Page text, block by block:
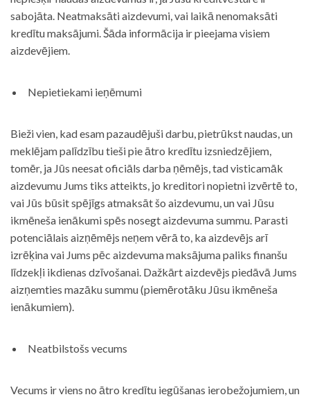
sabojāta. Neatmaksāti aizdevumi, vai laikā nenomaksāti
kredītu maksājumi. Šāda informācija ir pieejama visiem
aizdevējiem.
Nepietiekami ieņēmumi
Bieži vien, kad esam pazaudējuši darbu, pietrūkst naudas, un
meklējam palīdzību tieši pie ātro kredītu izsniedzējiem,
tomēr, ja Jūs neesat oficiāls darba ņēmējs, tad visticamāk
aizdevumu Jums tiks atteikts, jo kreditori nopietni izvērtē to,
vai Jūs būsit spējīgs atmaksāt šo aizdevumu, un vai Jūsu
ikmēneša ienākumi spēs nosegt aizdevuma summu. Parasti
potenciālais aizņēmējs neņem vērā to, ka aizdevējs arī
izrēķina vai Jums pēc aizdevuma maksājuma paliks finanšu
līdzekļi ikdienas dzīvošanai. Dažkārt aizdevējs piedāvā Jums
aizņemties mazāku summu (piemērotāku Jūsu ikmēneša
ienākumiem).
Neatbilstošs vecums
Vecums ir viens no ātro kredītu iegūšanas ierobežojumiem, un